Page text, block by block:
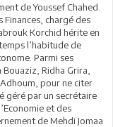
de Youssef Chahed.
Finances, chargé des
Korchid hérite en
l’habitude de
Parmi ses
Ridha Grira,
pour ne citer
géré par un secrétaire
et des
de Mehdi Jomaa